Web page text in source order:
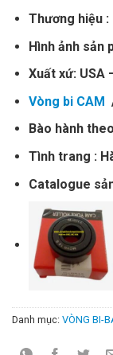
Thương hiệu :
Hình ảnh sản
Xuất xứ: USA
Vòng bi CAM
Bào hành
Tình trang :
Catalogue
Danh mục: VÒNG BI-